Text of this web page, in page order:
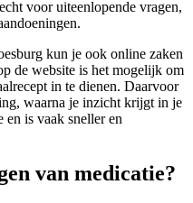
voor uiteenlopende vragen,
kun je ook online zaken
de website is het mogelijk om
in te dienen. Daarvoor
waarna je inzicht krijgt in je
en is vaak sneller en
van medicatie?